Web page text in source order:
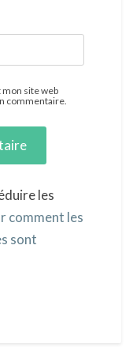
site web
commentaire.
les
comment les
sont